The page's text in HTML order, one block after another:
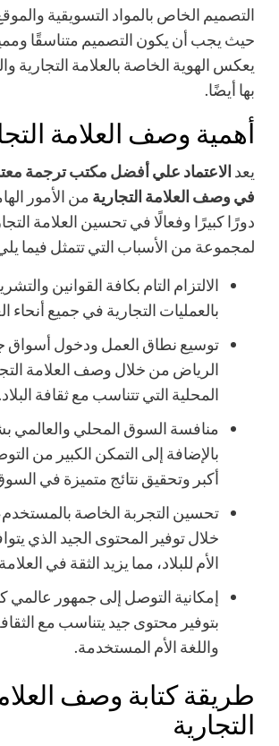
التصميم الخاص بالمواد التسويقية
حيث يجب أن يكون التصميم متناسقًا
يعكس الهوية الخاصة بالعلامة التجارية
بها أيضًا.
أهمية وصف العلامة
يعد الاعتماد عليأفضل مكتب ترجمة
في وصف العلامة التجارية من الأمور
دورًا كبيرًا وفعالًا في تحسين العلامة
لمجموعة من الأسباب التي تتمثل فيما
الالتزام التام بكافة القوانين
بالعمليات التجارية في جميع أنحاء
توسيع نطاق العمل ودخول أسواق
الرياض من خلال وصف العلامة
المحلية التي تتناسب مع ثقافة البلاد.
منافسة السوق المحلي والعالمي
بالإضافة إلى التمكن الكبير من
أكبر وتحقيق نتائج متميزة في
تحسين التجربة الخاصة
خلال توفير المحتوى الجيد الذي
الأم للبلاد، مما يزيد الثقة في
إمكانية التوصل إلى جمهور عالمي
بتوفير محتوى جيد يتناسب مع
واللغة الأم المستخدمة.
طريقة كتابة وصف
التجارية